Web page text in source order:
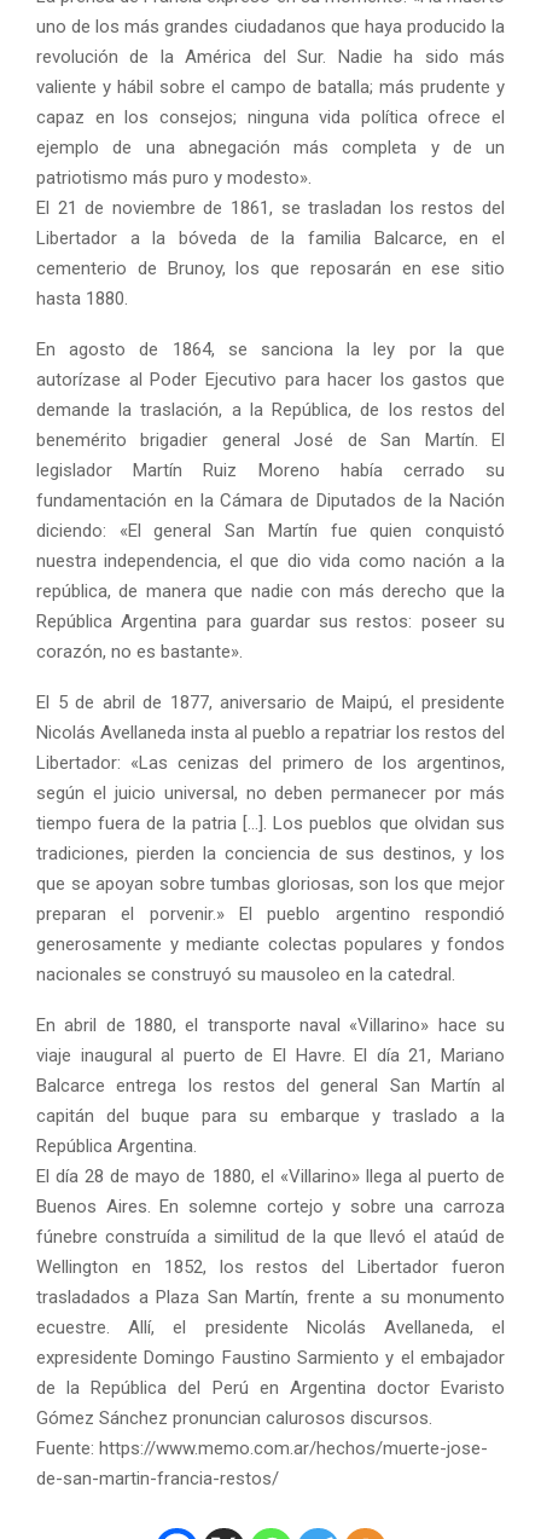
uno de los más grandes ciudadanos que haya producido la
revolución de la América del Sur. Nadie ha sido más
valiente y hábil sobre el campo de batalla; más prudente y
capaz en los consejos; ninguna vida política ofrece el
ejemplo de una abnegación más completa y de un
patriotismo más puro y modesto».
El 21 de noviembre de 1861, se trasladan los restos del
Libertador a la bóveda de la familia Balcarce, en el
cementerio de Brunoy, los que reposarán en ese sitio
hasta 1880.
En agosto de 1864, se sanciona la ley por la que
autorízase al Poder Ejecutivo para hacer los gastos que
demande la traslación, a la República, de los restos del
benemérito brigadier general José de San Martín. El
legislador Martín Ruiz Moreno había cerrado su
fundamentación en la Cámara de Diputados de la Nación
diciendo: «El general San Martín fue quien conquistó
nuestra independencia, el que dio vida como nación a la
república, de manera que nadie con más derecho que la
República Argentina para guardar sus restos: poseer su
corazón, no es bastante».
El 5 de abril de 1877, aniversario de Maipú, el presidente
Nicolás Avellaneda insta al pueblo a repatriar los restos del
Libertador: «Las cenizas del primero de los argentinos,
según el juicio universal, no deben permanecer por más
tiempo fuera de la patria […]. Los pueblos que olvidan sus
tradiciones, pierden la conciencia de sus destinos, y los
que se apoyan sobre tumbas gloriosas, son los que mejor
preparan el porvenir.» El pueblo argentino respondió
generosamente y mediante colectas populares y fondos
nacionales se construyó su mausoleo en la catedral.
En abril de 1880, el transporte naval «Villarino» hace su
viaje inaugural al puerto de El Havre. El día 21, Mariano
Balcarce entrega los restos del general San Martín al
capitán del buque para su embarque y traslado a la
República Argentina.
El día 28 de mayo de 1880, el «Villarino» llega al puerto de
Buenos Aires. En solemne cortejo y sobre una carroza
fúnebre construída a similitud de la que llevó el ataúd de
Wellington en 1852, los restos del Libertador fueron
trasladados a Plaza San Martín, frente a su monumento
ecuestre. Allí, el presidente Nicolás Avellaneda, el
expresidente Domingo Faustino Sarmiento y el embajador
de la República del Perú en Argentina doctor Evaristo
Gómez Sánchez pronuncian calurosos discursos.
Fuente: https://www.memo.com.ar/hechos/muerte-jose-
de-san-martin-francia-restos/